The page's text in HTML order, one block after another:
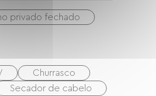
privado fechado
Churrasco
Secador de cabelo